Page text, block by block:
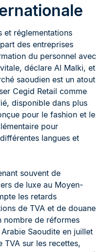
et réglementations
des entreprises
du personnel avec
déclare Al Malki, et
saoudien est un atout
Cegid Retail comme
disponible dans plus
pour le fashion et le
pour
langues et
souvent de
de luxe au Moyen-
les retards
de TVA et de douane
nombre de réformes
Saoudite en juillet
sur les recettes,